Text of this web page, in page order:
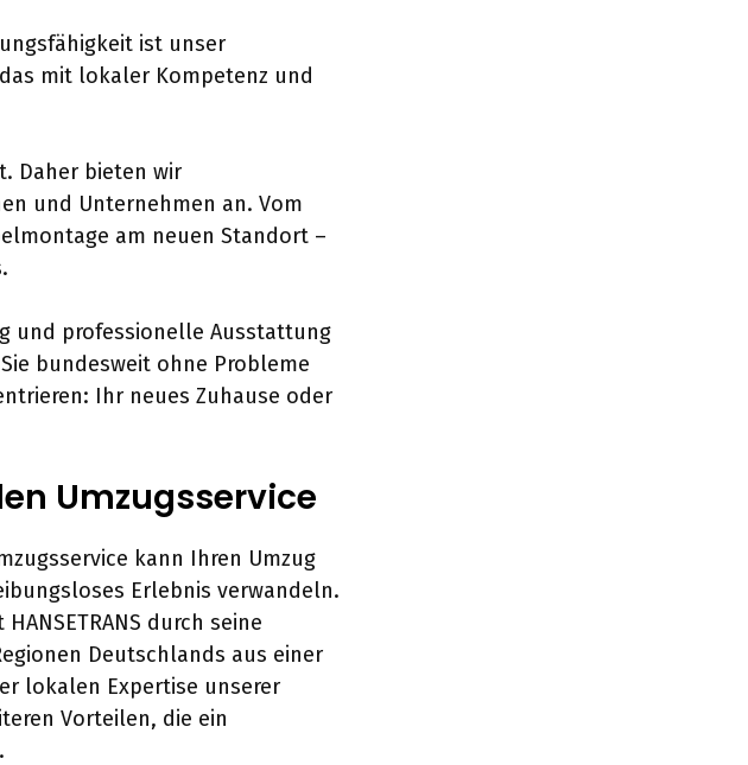
ist unser
mit lokaler Kompetenz und
Daher bieten wir
und Unternehmen an. Vom
am neuen Standort –
und professionelle Ausstattung
bundesweit ohne Probleme
Ihr neues Zuhause oder
Umzugsservice
kann Ihren Umzug
Erlebnis verwandeln.
durch seine
Deutschlands aus einer
lokalen Expertise unserer
Vorteilen, die ein